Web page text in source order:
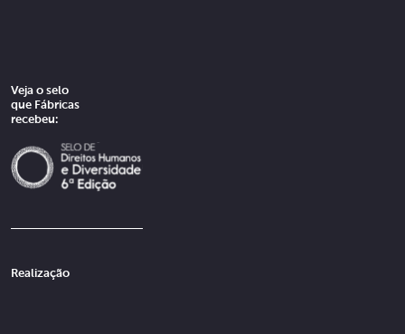
Veja o selo
que Fábricas
recebeu:
Realização